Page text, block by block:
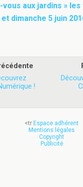
vous aux jardins »
dimanche 5 juin
!
<tr Espace adhérent
Mentions légales
Copyright
Publicité